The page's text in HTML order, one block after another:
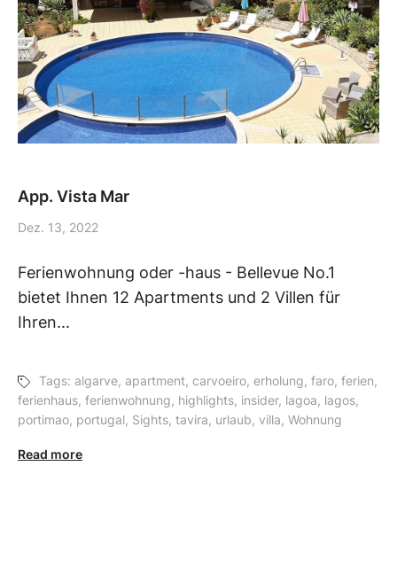
App. Vista Mar
Dez. 13, 2022
Ferienwohnung oder -haus - Bellevue No.1
bietet Ihnen 12 Apartments und 2 Villen für
Ihren...
Tags: algarve, apartment, carvoeiro, erholung, faro, ferien,
ferienhaus, ferienwohnung, highlights, insider, lagoa, lagos,
portimao, portugal, Sights, tavira, urlaub, villa, Wohnung
Read more